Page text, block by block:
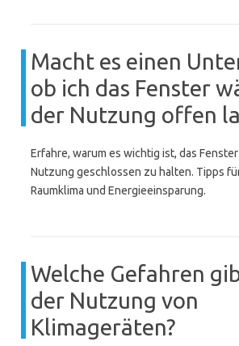
Macht es einen
ob ich das Fenster
der Nutzung offen
Erfahre, warum es wichtig ist, das
Nutzung geschlossen zu halten. Tipps
Raumklima und Energieeinsparung.
Welche Gefahren
der Nutzung von
Klimageräten?